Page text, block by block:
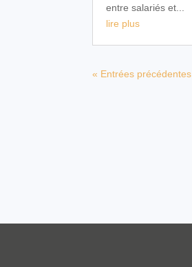
entre salariés et...
lire plus
« Entrées précédentes